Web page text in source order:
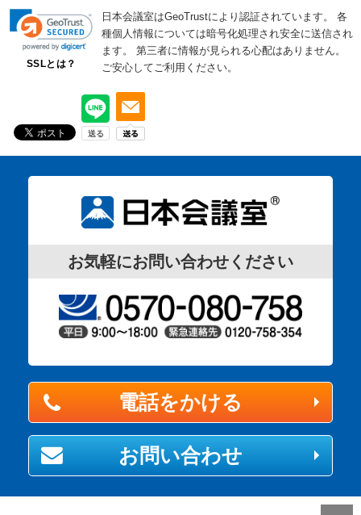
SSLとは？
日本会議室はGeoTrustにより認証されています。
各
種個人情報については暗号化処理され安全に送信され
ます。
第三者に情報が見られる心配はありません。
ご安心してご利用ください。
お気軽にお問い合わせください
電話をかける
お問い合わせ